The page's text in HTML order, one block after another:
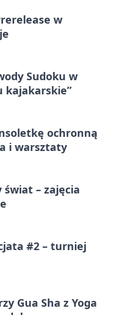
w
Sudoku w
kajakarskie”
ochronną
i warsztaty
świat – zajęcia
#2 – turniej
Gua Sha z Yoga